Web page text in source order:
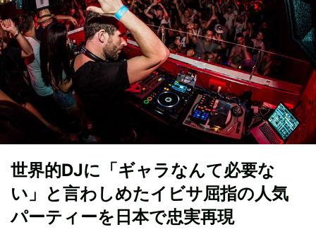
世界的DJに「ギャラなんて必要な
い」と言わしめたイビサ屈指の人気
パーティーを日本で忠実再現